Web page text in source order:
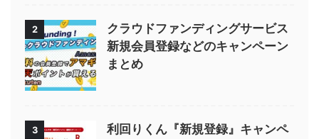
2
クラウドファンディングサービス
新規会員登録などのキャンペーン
まとめ
3
利回りくん『新規登録』キャンペ